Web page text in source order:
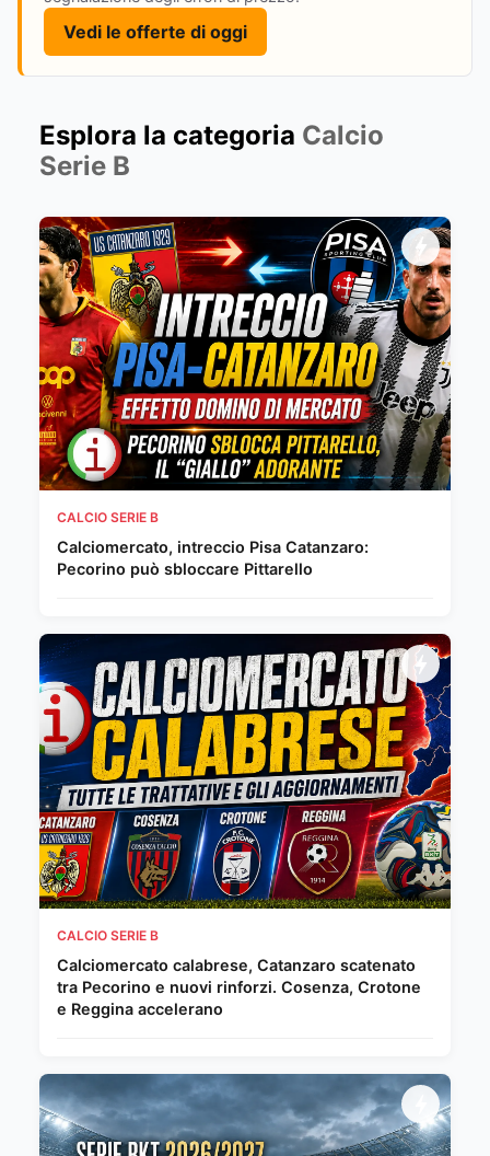
Vedi le offerte di oggi
Esplora la categoria Calcio
Serie B
CALCIO SERIE B
Calciomercato, intreccio Pisa Catanzaro:
Pecorino può sbloccare Pittarello
CALCIO SERIE B
Calciomercato calabrese, Catanzaro scatenato
tra Pecorino e nuovi rinforzi. Cosenza, Crotone
e Reggina accelerano